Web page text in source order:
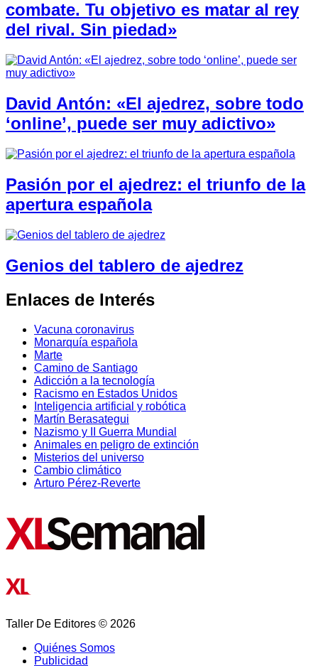
combate. Tu objetivo es matar al rey
del rival. Sin piedad»
David Antón: «El ajedrez, sobre todo
‘online’, puede ser muy adictivo»
Pasión por el ajedrez: el triunfo de la
apertura española
Genios del tablero de ajedrez
Enlaces de Interés
Vacuna coronavirus
Monarquía española
Marte
Camino de Santiago
Adicción a la tecnología
Racismo en Estados Unidos
Inteligencia artificial y robótica
Martín Berasategui
Nazismo y II Guerra Mundial
Animales en peligro de extinción
Misterios del universo
Cambio climático
Arturo Pérez-Reverte
Taller De Editores © 2026
Quiénes Somos
Publicidad